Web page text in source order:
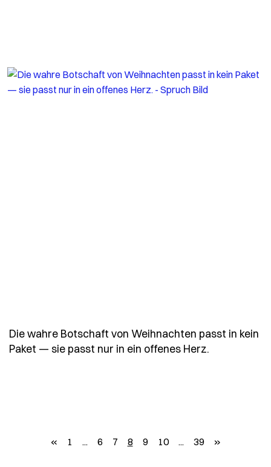
Die wahre Botschaft von Weihnachten passt in kein
Paket — sie passt nur in ein offenes Herz.
«zurück
1 ... 6 7 8 9 10 ... 39 »weiter